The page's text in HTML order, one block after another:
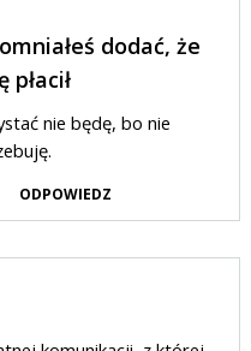
dodać, że
płacił
nie będę, bo nie
ODPOWIEDZ